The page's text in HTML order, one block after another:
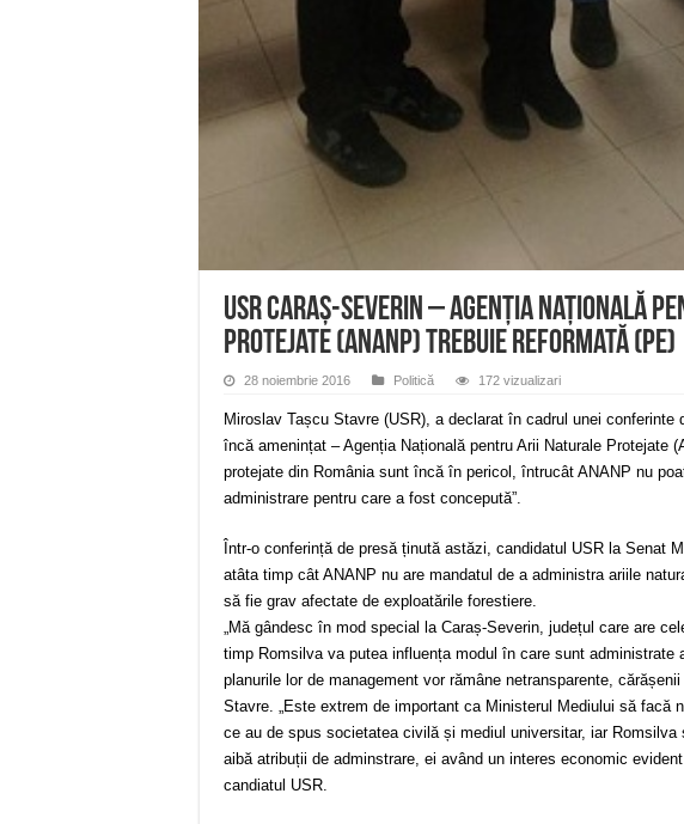
USR Caraș-Severin – Agenția Națională
Protejate (ANANP) trebuie reformată (PE)
28 noiembrie 2016 Politică 172 vizualizari
Miroslav Tașcu Stavre (USR), a declarat în cadrul unei
încă amenințat – Agenția Națională pentru Arii Naturale Protejate
protejate din România sunt încă în pericol, întrucât ANANP nu
administrare pentru care a fost concepută”.
Într-o conferință de presă ținută astăzi, candidatul USR la Senat
atâta timp cât ANANP nu are mandatul de a administra ariile
să fie grav afectate de exploatările forestiere.
„Mă gândesc în mod special la Caraș-Severin, județul care are
timp Romsilva va putea influența modul în care sunt administrate
planurile lor de management vor rămâne netransparente,
Stavre. „Este extrem de important ca Ministerul Mediului să facă
ce au de spus societatea civilă și mediul universitar, iar Romsilva
aibă atribuții de adminstrare, ei având un interes economic
candiatul USR.